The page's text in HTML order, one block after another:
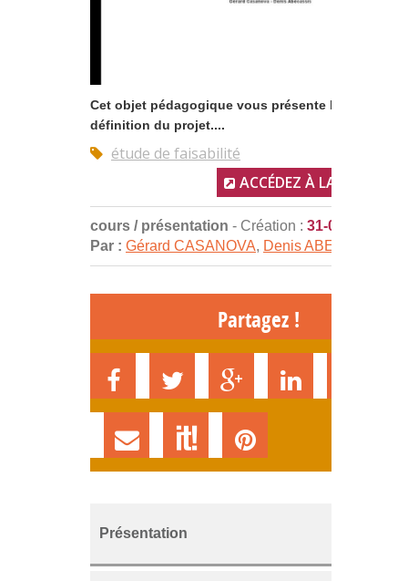
Cet objet pédagogique vous présente la phase de
définition du projet....
étude de faisabilité
ACCÉDEZ À LA
cours / présentation - Création : 31-03-2010
Par : Gérard CASANOVA, Denis ABECASSIS
Partagez !
Présentation